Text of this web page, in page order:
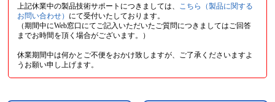
上記休業中の製品技術サポートにつきましては、
こちら（製品に関する
お問い合わせ） にて受付いたしております。
（期間中にWeb窓口にてご記入いただいたご質問につきましてはご回答
までお時間を頂く場合がございます。）
休業期間中は何かとご不便をおかけ致しますが、ご了承くださいますよ
うお願い申し上げます。